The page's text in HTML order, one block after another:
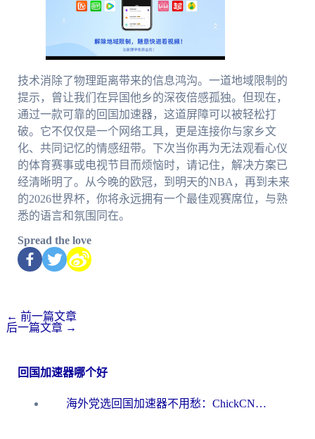
技术消除了物理距离带来的信息鸿沟。一道地域限制的
提示，曾让我们在异国他乡的深夜倍感孤独。但现在，
通过一款可靠的回国加速器，这道屏障可以被轻松打
破。它不仅仅是一个网络工具，更是连接你与家乡文
化、共同记忆的情感纽带。下次当你再为无法观看心仪
的体育赛事或电视节目而烦恼时，请记住，解决方案已
经清晰明了。从今晚的欧冠，到明天的NBA，再到未来
的2026世界杯，你将永远拥有一个最佳观赛席位，与熟
悉的语言和氛围同在。
Spread the love
← 前一篇文章
后一篇文章 →
回国加速器哪个好
海外党选回国加速器不用愁：ChickCN和洞见哪个好？一篇搞定所有疑问